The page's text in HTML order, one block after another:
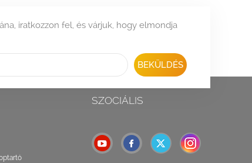
iratkozzon fel, és várjuk, hogy elmondja
BEKÜLDÉS
SZOCIÁLIS